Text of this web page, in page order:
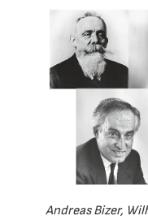
Andreas Bizer,